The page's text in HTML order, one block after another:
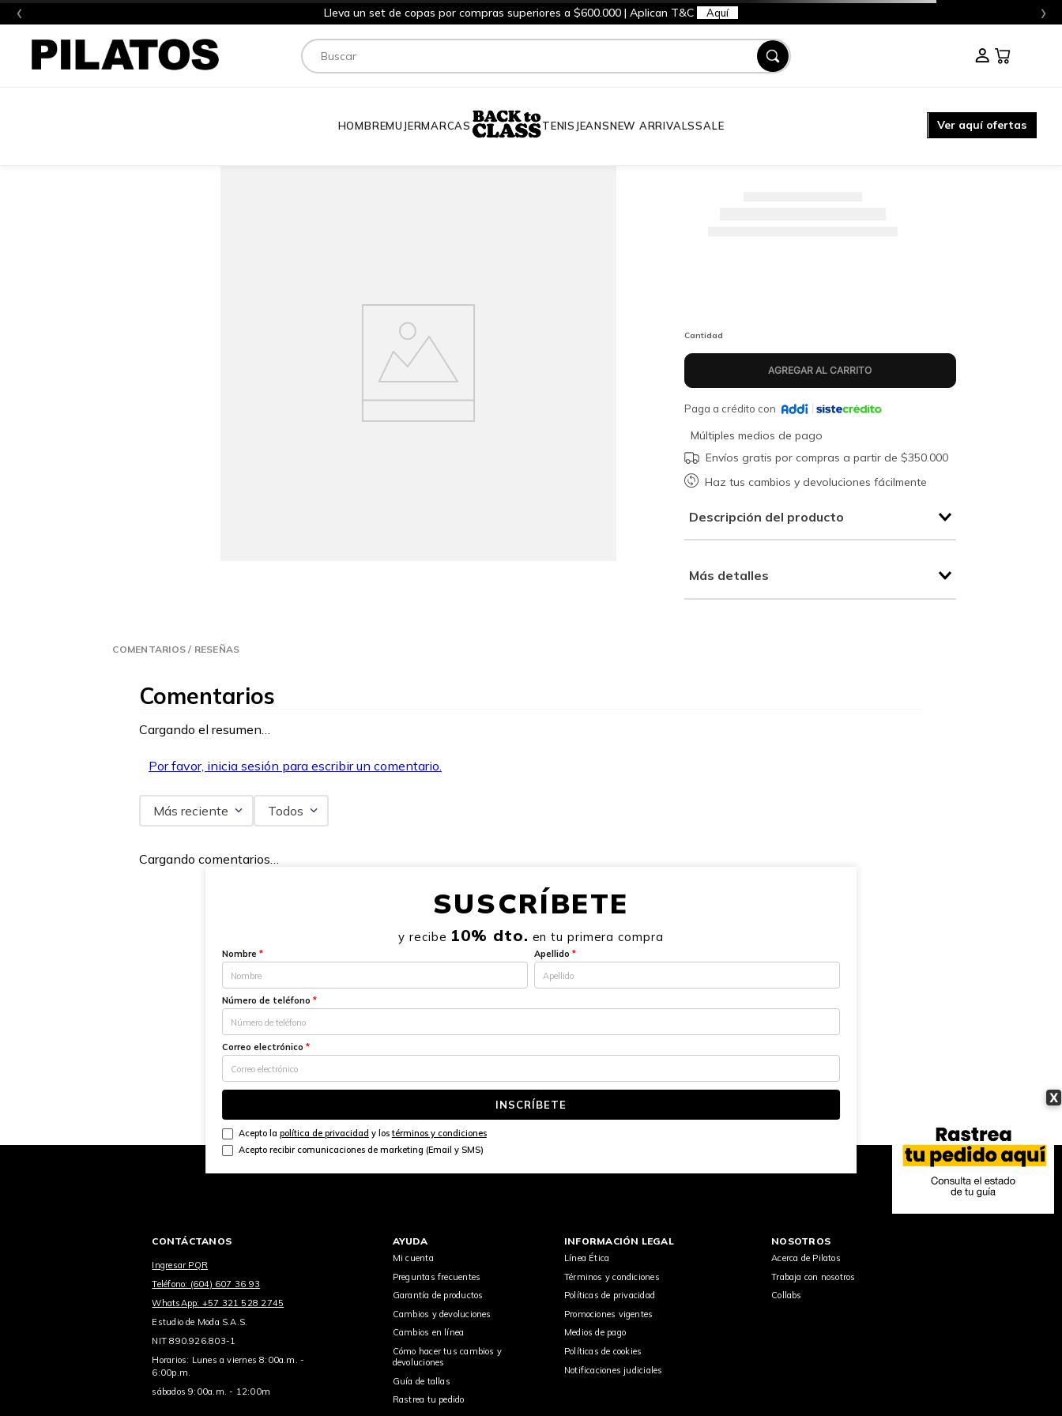
‹ Lleva un set de copas por compras superiores a $600.000 | Aplican T&C Aquí ›
Buscar
HOMBREMUJERMARCAS TENIS JEANSNEW ARRIVALSSALE Ver aquí ofertas
X
Cantidad
Paga a crédito con
Múltiples medios de pago
Envíos gratis por compras a partir de $350.000
Haz tus cambios y devoluciones fácilmente
Descripción del producto
Más detalles
COMENTARIOS / RESEÑAS
Comentarios
Cargando el resumen…
Por favor, inicia sesión para escribir un comentario.
Más reciente Todos
Cargando comentarios…
SUSCRÍBETE
y recibe 10% dto. en tu primera compra
Nombre * Apellido *
Número de teléfono *
Correo electrónico *
INSCRÍBETE
Acepto la política de privacidad y lostérminos y condiciones
Acepto recibir comunicaciones de marketing (Email y SMS)
CONTÁCTANOS
Ingresar PQR
Teléfono: (604) 607 36 93
WhatsApp: +57 321 528 2745
Estudio de Moda S.A.S.
NIT 890.926.803-1
Horarios: Lunes a viernes 8:00a.m. -
6:00p.m.
sábados 9:00a.m. - 12:00m
AYUDA
Mi cuenta
Preguntas frecuentes
Garantía de productos
Cambios y devoluciones
Cambios en línea
Cómo hacer tus cambios y
devoluciones
Guía de tallas
Rastrea tu pedido
INFORMACIÓN LEGAL
Línea Ética
Términos y condiciones
Políticas de privacidad
Promociones vigentes
Medios de pago
Políticas de cookies
Notificaciones judiciales
NOSOTROS
Acerca de Pilatos
Trabaja con nosotros
Collabs